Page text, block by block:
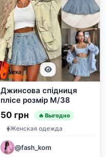
Джинсова спідниця
плісе розмір М/38
50 грн 🔥 Выгодно
Женская одежда
@fash_kom